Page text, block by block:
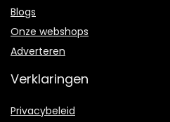
Blogs
Onze webshops
Adverteren
Verklaringen
Privacybeleid